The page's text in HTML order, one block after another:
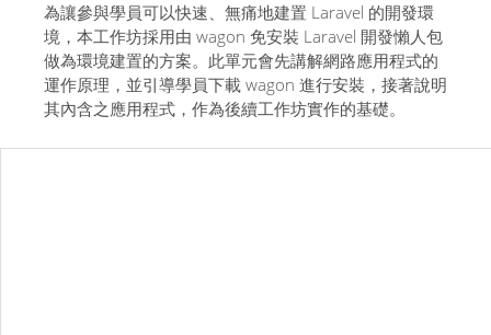
為讓參與學員可以快速、無痛地建置 Laravel 的開發環
境，本工作坊採用由 wagon 免安裝 Laravel 開發懶人包
做為環境建置的方案。此單元會先講解網路應用程式的
運作原理，並引導學員下載 wagon 進行安裝，接著說明
其內含之應用程式，作為後續工作坊實作的基礎。